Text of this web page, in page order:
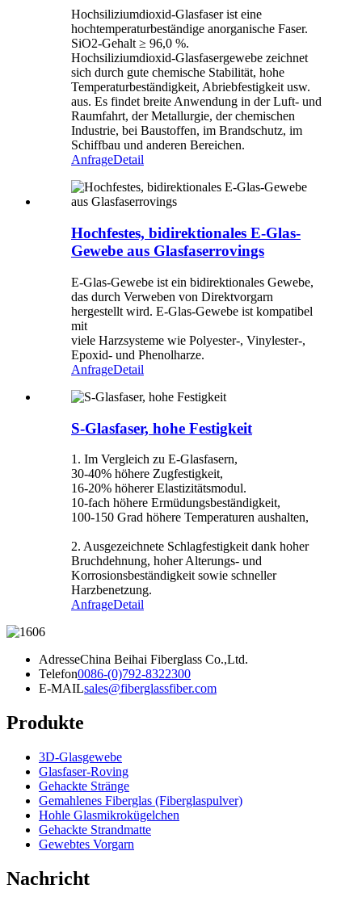
Hochsiliziumdioxid-Glasfaser ist eine
hochtemperaturbeständige anorganische Faser.
SiO2-Gehalt ≥ 96,0 %.
Hochsiliziumdioxid-Glasfasergewebe zeichnet
sich durch gute chemische Stabilität, hohe
Temperaturbeständigkeit, Abriebfestigkeit usw.
aus. Es findet breite Anwendung in der Luft- und
Raumfahrt, der Metallurgie, der chemischen
Industrie, bei Baustoffen, im Brandschutz, im
Schiffbau und anderen Bereichen.
AnfrageDetail
Hochfestes, bidirektionales E-Glas-
Gewebe aus Glasfaserrovings
E-Glas-Gewebe ist ein bidirektionales Gewebe,
das durch Verweben von Direktvorgarn
hergestellt wird. E-Glas-Gewebe ist kompatibel
mit
viele Harzsysteme wie Polyester-, Vinylester-,
Epoxid- und Phenolharze.
AnfrageDetail
S-Glasfaser, hohe Festigkeit
1. Im Vergleich zu E-Glasfasern,
30-40% höhere Zugfestigkeit,
16-20% höherer Elastizitätsmodul.
10-fach höhere Ermüdungsbeständigkeit,
100-150 Grad höhere Temperaturen aushalten,
2. Ausgezeichnete Schlagfestigkeit dank hoher
Bruchdehnung, hoher Alterungs- und
Korrosionsbeständigkeit sowie schneller
Harzbenetzung.
AnfrageDetail
AdresseChina Beihai Fiberglass Co.,Ltd.
Telefon0086-(0)792-8322300
E-MAILsales@fiberglassfiber.com
Produkte
3D-Glasgewebe
Glasfaser-Roving
Gehackte Stränge
Gemahlenes Fiberglas (Fiberglaspulver)
Hohle Glasmikrokügelchen
Gehackte Strandmatte
Gewebtes Vorgarn
Nachricht